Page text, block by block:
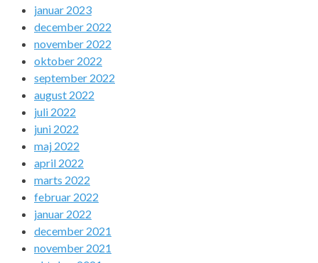
januar 2023
december 2022
november 2022
oktober 2022
september 2022
august 2022
juli 2022
juni 2022
maj 2022
april 2022
marts 2022
februar 2022
januar 2022
december 2021
november 2021